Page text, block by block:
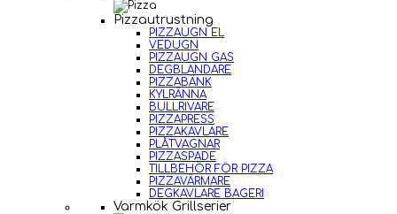
Pizzautrustning
PIZZAUGN EL
VEDUGN
PIZZAUGN GAS
DEGBLANDARE
PIZZABÄNK
KYLRÄNNA
BULLRIVARE
PIZZAPRESS
PIZZAKAVLARE
PLÅTVAGNAR
PIZZASPADE
TILLBEHÖR FÖR PIZZA
PIZZAVÄRMARE
DEGKAVLARE BAGERI
Varmkök Grillserier